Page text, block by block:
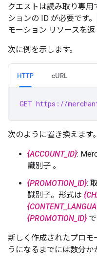
クエストは読み取り専用
ションの ID が必要です。
モーション リソースを返
次に例を示します。
HTTP cURL
GET https://
次のように置き換えます。
{ACCOUNT_ID}:
識別子 。
{PROMOTION_ID}:
識別子。形式は
{PROMOTION_ID} で
新しく作成されたプロモ
うになるまでには数分か